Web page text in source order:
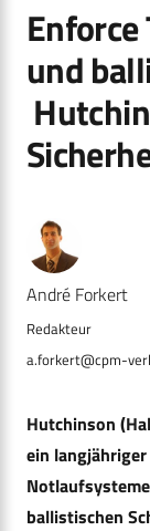
und
André Forkert
a.forkert@cpm-
Hutchinson
ein
ballistischen